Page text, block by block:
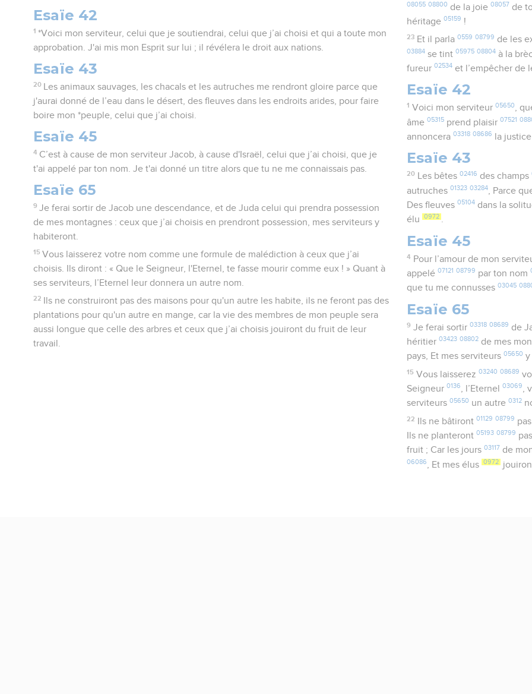
Esaïe 42
1 *Voici mon serviteur, celui que je soutiendrai, celui que j’ai choisi et qui a toute mon
approbation. J'ai mis mon Esprit sur lui ; il révélera le droit aux nations.
Esaïe 43
20
Les animaux sauvages, les chacals et les autruches me rendront gloire parce que
j'aurai donné de l’eau dans le désert, des fleuves dans les endroits arides, pour faire
boire mon *peuple, celui que j’ai choisi.
Esaïe 45
4 C’est à cause de mon serviteur Jacob, à cause d'Israël, celui que j’ai choisi, que je
t'ai appelé par ton nom. Je t'ai donné un titre alors que tu ne me connaissais pas.
Esaïe 65
9 Je ferai sortir de Jacob une descendance, et de Juda celui qui prendra possession
de mes montagnes : ceux que j’ai choisis en prendront possession, mes serviteurs y
habiteront.
15 Vous laisserez votre nom comme une formule de malédiction à ceux que j’ai
choisis. Ils diront : « Que le Seigneur, l'Eternel, te fasse mourir comme eux ! » Quant à
ses serviteurs, l’Eternel leur donnera un autre nom.
22
Ils ne construiront pas des maisons pour qu'un autre les habite, ils ne feront pas des
plantations pour qu'un autre en mange, car la vie des membres de mon peuple sera
aussi longue que celle des arbres et ceux que j’ai choisis jouiront du fruit de leur
travail.
08055 08800 de la joie08057 de
héritage05159 !
23 Et il parla 0559 08799 de les
03884 se tint05975 08804 à la
fureur02534 et l’empêcher de
Esaïe 42
1 Voici mon serviteur 05650,
âme05315 prend plaisir07521
annoncera03318 08686 la
Esaïe 43
20 Les bêtes 02416 des champs
autruches01323 03284 , Parce
Des fleuves05104 dans la
élu 0972 .
Esaïe 45
4 Pour l’amour de mon
appelé07121 08799 par ton nom
que tu me connusses03045
Esaïe 65
9 Je ferai sortir 03318 08689 de
héritier03423 08802 de mes
pays, Et mes serviteurs05650 y
15 Vous laisserez 03240 08689
Seigneur0136, l’Eternel03069,
serviteurs05650 un autre0312
22 Ils ne bâtiront 01129 08799
Ils ne planteront05193 08799
fruit ; Car les jours03117 de
06086 , Et mes élus 0972